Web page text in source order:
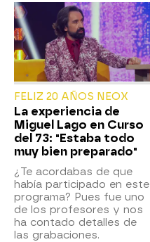
FELIZ 20 AÑOS NEOX
La experiencia de
Miguel Lago en Curso
del 73: "Estaba todo
muy bien preparado"
¿Te acordabas de que
había participado en este
programa? Pues fue uno
de los profesores y nos
ha contado detalles de
las grabaciones.